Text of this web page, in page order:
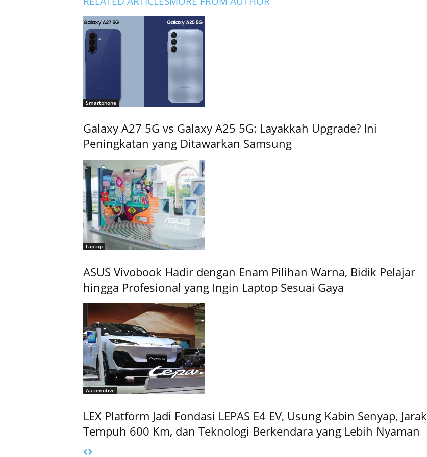
Smartphone
Galaxy A27 5G vs Galaxy A25 5G: Layakkah Upgrade? Ini
Peningkatan yang Ditawarkan Samsung
Laptop
ASUS Vivobook Hadir dengan Enam Pilihan Warna, Bidik Pelajar
hingga Profesional yang Ingin Laptop Sesuai Gaya
Automotive
LEX Platform Jadi Fondasi LEPAS E4 EV, Usung Kabin Senyap, Jarak
Tempuh 600 Km, dan Teknologi Berkendara yang Lebih Nyaman